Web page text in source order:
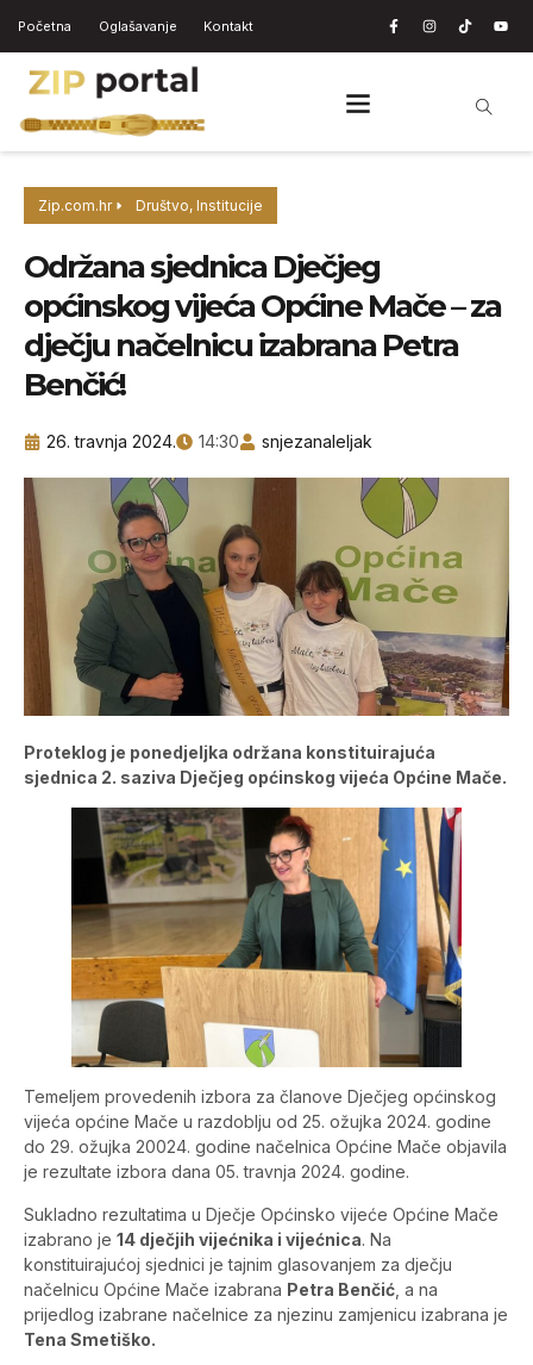
Početna Oglašavanje Kontakt
Zip.com.hr Društvo, Institucije
Održana sjednica Dječjeg
općinskog vijeća Općine Mače – za
dječju načelnicu izabrana Petra
Benčić!
26. travnja 2024. 14:30 snjezanaleljak
Proteklog je ponedjeljka održana konstituirajuća
sjednica 2. saziva Dječjeg općinskog vijeća Općine Mače.
Temeljem provedenih izbora za članove Dječjeg općinskog
vijeća općine Mače u razdoblju od 25. ožujka 2024. godine
do 29. ožujka 20024. godine načelnica Općine Mače objavila
je rezultate izbora dana 05. travnja 2024. godine.
Sukladno rezultatima u Dječje Općinsko vijeće Općine Mače
izabrano je 14 dječjih vijećnika i vijećnica. Na
konstituirajućoj sjednici je tajnim glasovanjem za dječju
načelnicu Općine Mače izabrana Petra Benčić , a na
prijedlog izabrane načelnice za njezinu zamjenicu izabrana je
Tena Smetiško.